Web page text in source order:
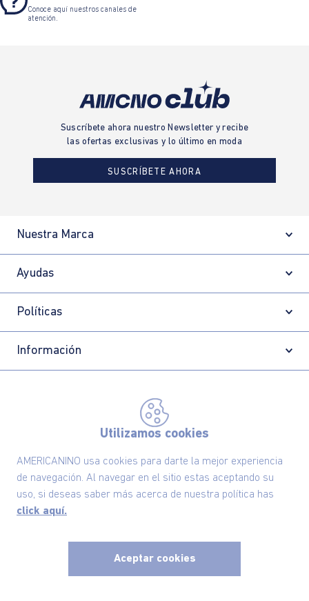
Utilizamos cookies
AMERICANINO usa cookies para darte la mejor experiencia
de navegación. Al navegar en el sitio estas aceptando su
uso, si deseas saber más acerca de nuestra política has
click aquí.
Aceptar cookies
Conoce aquí nuestros canales de
atención.
Suscríbete ahora nuestro Newsletter y recibe
las ofertas exclusivas y lo último en moda
SUSCRÍBETE AHORA
Nuestra Marca
Ayudas
Políticas
Información
Comodin S.A.S | NIT: 800.069.933-6©2025 Americanino, todos los derechos reservados